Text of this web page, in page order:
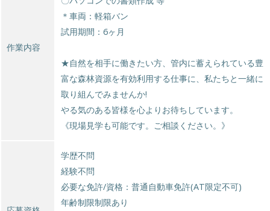
作業内容
＊車両：軽箱バン
試用期間：6ヶ月
★自然を相手に働きたい方、管内に蓄えられている豊
富な森林資源を有効利用する仕事に、私たちと一緒に
取り組んでみませんか!
やる気のある皆様を心よりお待ちしています。
《現場見学も可能です。ご相談ください。》
学歴不問
経験不問
必要な免許/資格：普通自動車免許(AT限定不可)
年齢制限制限あり